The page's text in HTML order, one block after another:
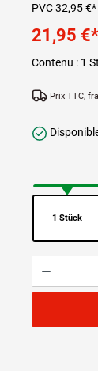
PVC32,95 €*
21,95 €*
Contenu : 1
Prix TTC,
1 Stück